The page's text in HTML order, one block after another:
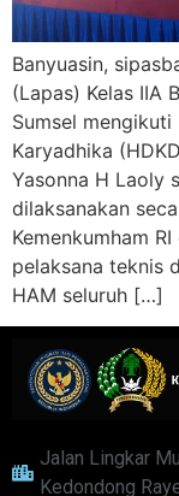
Banyuasin,
(Lapas) Kelas IIA
Sumsel
Karyadhika
Yasonna H Laoly
dilaksanakan
Kemenkumham
pelaksana teknis
HAM seluruh […]
Jalan Lingkar
Kedondong